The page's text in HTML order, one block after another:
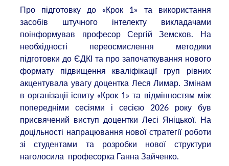
Про підготовку до «Крок 1» та використання
засобів штучного інтелекту викладачами
поінформував професор Сергій Земсков. На
необхідності переосмислення методики
підготовки до ЄДКІ та про започаткування нового
формату підвищення кваліфікації груп рівних
акцентувала увагу доцентка Леся Лимар. Змінам
в організації іспиту «Крок 1» та відмінностям між
попередніми сесіями і сесією 2026 року був
присвячений виступ доцентки Лесі Яніцької. На
доцільності напрацювання нової стратегії роботи
зі студентами та розробки нової структури
наголосила професорка Ганна Зайченко.